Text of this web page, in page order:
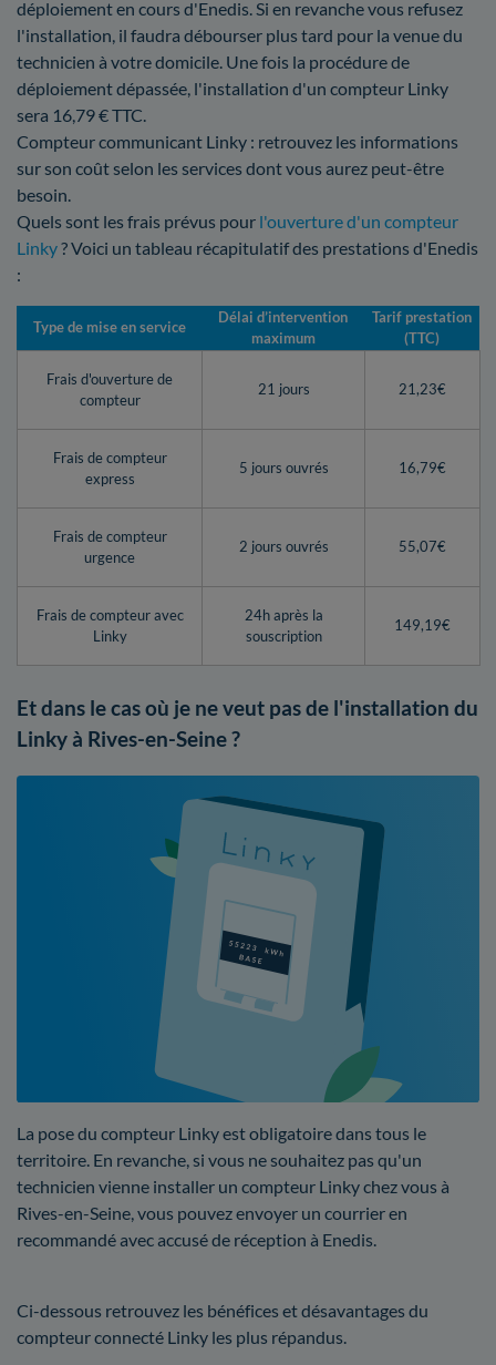
déploiement en cours d'Enedis. Si en revanche vous refusez
l'installation, il faudra débourser plus tard pour la venue du
technicien à votre domicile. Une fois la procédure de
déploiement dépassée, l'installation d'un compteur Linky
sera 16,79 € TTC.
Compteur communicant Linky : retrouvez les informations
sur son coût selon les services dont vous aurez peut-être
besoin.
Quels sont les frais prévus pour l'ouverture d'un compteur
Linky? Voici un tableau récapitulatif des prestations d'Enedis
:
Type de mise en service
Délai d’intervention
maximum
Tarif prestation
(TTC)
Frais d'ouverture de
compteur
21 jours 21,23€
Frais de compteur
express
5 jours ouvrés 16,79€
Frais de compteur
urgence
2 jours ouvrés 55,07€
Frais de compteur avec
Linky
24h après la
souscription
149,19€
Et dans le cas où je ne veut pas de l'installation du
Linky à Rives-en-Seine ?
La pose du compteur Linky est obligatoire dans tous le
territoire. En revanche, si vous ne souhaitez pas qu'un
technicien vienne installer un compteur Linky chez vous à
Rives-en-Seine, vous pouvez envoyer un courrier en
recommandé avec accusé de réception à Enedis.
Ci-dessous retrouvez les bénéfices et désavantages du
compteur connecté Linky les plus répandus.